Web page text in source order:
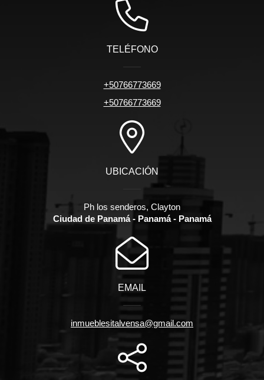
TELÉFONO
+50766773669
+50766773669
UBICACIÓN
Ph los senderos, Clayton
Ciudad de Panamá - Panamá - Panamá
EMAIL
inmueblesitalvensa@gmail.com